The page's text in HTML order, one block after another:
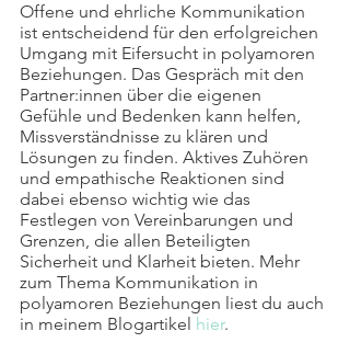
Offene und ehrliche Kommunikation
ist entscheidend für den erfolgreichen
Umgang mit Eifersucht in polyamoren
Beziehungen. Das Gespräch mit den
Partner:innen über die eigenen
Gefühle und Bedenken kann helfen,
Missverständnisse zu klären und
Lösungen zu finden. Aktives Zuhören
und empathische Reaktionen sind
dabei ebenso wichtig wie das
Festlegen von Vereinbarungen und
Grenzen, die allen Beteiligten
Sicherheit und Klarheit bieten. Mehr
zum Thema Kommunikation in
polyamoren Beziehungen liest du auch
in meinem Blogartikel hier.